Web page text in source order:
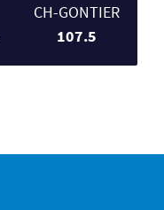
CH-GONTIER
107.5